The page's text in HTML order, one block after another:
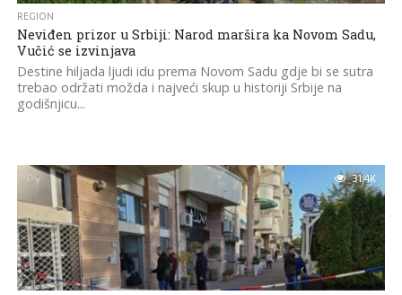
REGION
Neviđen prizor u Srbiji: Narod maršira ka Novom Sadu,
Vučić se izvinjava
Destine hiljada ljudi idu prema Novom Sadu gdje bi se sutra
trebao održati možda i najveći skup u historiji Srbije na
godišnjicu...
31.4K